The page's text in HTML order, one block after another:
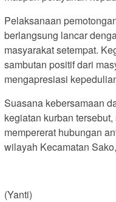
Pelaksanaan
berlangsung lancar
masyarakat setempat.
sambutan positif dari
mengapresiasi
Suasana kebersamaan
kegiatan kurban
mempererat hubungan
wilayah Kecamatan
(Yanti)